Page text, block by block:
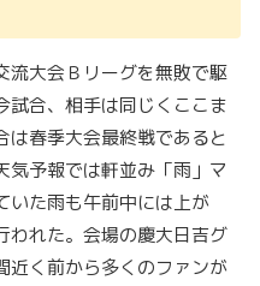
流大会Ｂリーグを無敗で駆
試合、相手は同じくここま
は春季大会最終戦であると
気予報では軒並み「雨」マ
いた雨も午前中には上が
われた。会場の慶大日吉グ
近く前から多くのファンが